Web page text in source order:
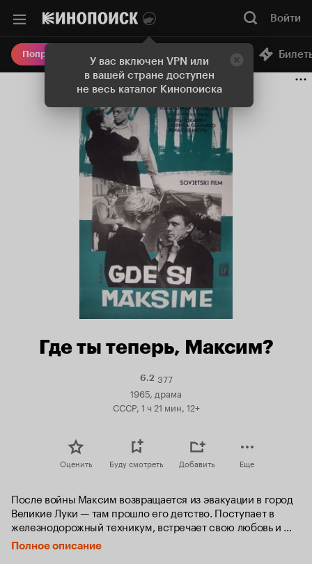
У вас включен VPN или
в вашей стране доступен
не весь каталог Кинопоиска
Войти
Попробовать Плюс Онлайн-кинотеатр
Где ты теперь, Максим?
6.2Рейтинг
Кинопоиска
6.2
377
1965, драма
СССР, 1 ч 21 мин, 12+
Оценить Буду смотреть Добавить Еще
После войны Максим возвращается из эвакуации в город
Великие Луки — там прошло его детство. Поступает в
железнодорожный техникум, встречает свою любовь и
принимает активное участие в воcстановлении родного
города...
Полное описание